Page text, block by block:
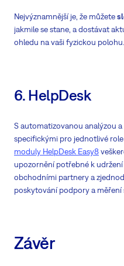
Nejvýznamnější je, že můžete
jakmile se stane, a dostávat
ohledu na vaši fyzickou polohu.
6. HelpDesk
S automatizovanou analýzou
specifickými pro jednotlivé
moduly HelpDesk Easy8
upozornění potřebné k
obchodními partnery a
poskytování podpory a měření
Závěr